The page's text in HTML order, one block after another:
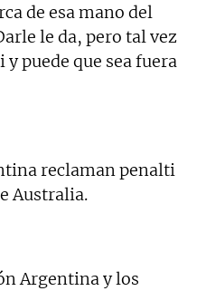
de esa mano del
le da, pero tal vez
puede que sea fuera
reclaman penalti
Australia.
Argentina y los